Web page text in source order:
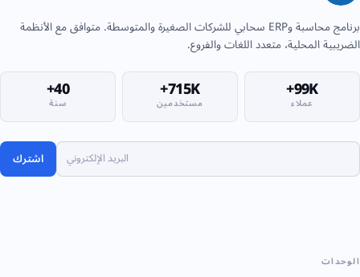
برنامج محاسبة وERP سحابي للشركات الصغيرة والمتوسطة. متوافق مع الأنظمة
الضريبية المحلية، متعدد اللغات والفروع.
99K+
عملاء 715K+
مستخدمين 40+
سنة
اشترك
الوحدات